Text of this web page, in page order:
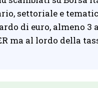
settoriale e
di euro, almeno 3
ma al lordo della